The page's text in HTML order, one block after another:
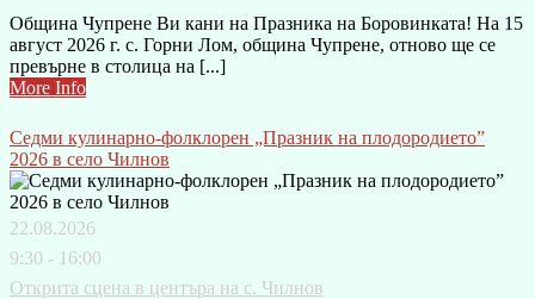
Община Чупрене Ви кани на Празника на Боровинката! На 15
август 2026 г. с. Горни Лом, община Чупрене, отново ще се
превърне в столица на [...]
More Info
Седми кулинарно-фолклорен „Празник на плодородието”
2026 в село Чилнов
22.08.2026
9:30 - 16:00
Открита сцена в центъра на с. Чилнов